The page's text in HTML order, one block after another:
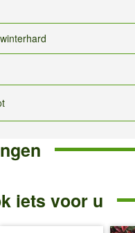
iets voor u